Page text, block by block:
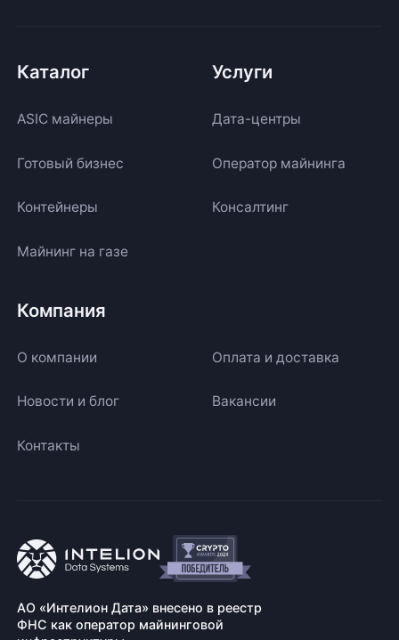
Каталог
ASIC майнеры
Готовый бизнес
Контейнеры
Майнинг на газе
Услуги
Дата-центры
Оператор майнинга
Консалтинг
Компания
О компании Оплата и доставка
Новости и блог Вакансии
Контакты
АО «Интелион Дата» внесено в реестр
ФНС как оператор майнинговой